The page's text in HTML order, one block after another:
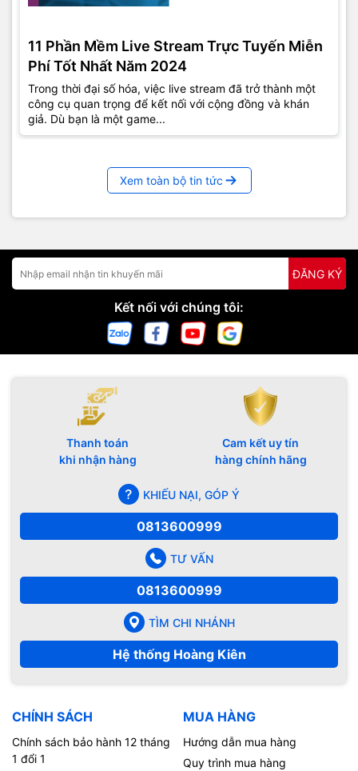
11 Phần Mềm Live Stream Trực Tuyến Miễn
Phí Tốt Nhất Năm 2024
Trong thời đại số hóa, việc live stream đã trở thành một
công cụ quan trọng để kết nối với cộng đồng và khán
giả. Dù bạn là một game...
Xem toàn bộ tin tức
ĐĂNG KÝ
Kết nối với chúng tôi:
Thanh toán
khi nhận hàng
Cam kết uy tín
hàng chính hãng
KHIẾU NẠI, GÓP Ý
0813600999
TƯ VẤN
0813600999
TÌM CHI NHÁNH
Hệ thống Hoàng Kiên
CHÍNH SÁCH
Chính sách bảo hành 12 tháng
1 đổi 1
MUA HÀNG
Hướng dẫn mua hàng
Quy trình mua hàng